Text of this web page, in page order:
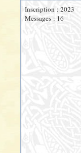
Inscription : 2023
Messages : 16